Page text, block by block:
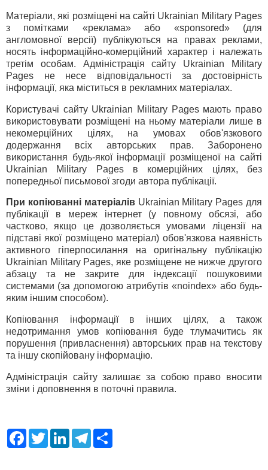
Матеріали, які розміщені на сайті Ukrainian Military Pages
з помітками «реклама» або «sponsored» (для
англомовної версії) публікуються на правах реклами,
носять інформаційно-комерційний характер і належать
третім особам. Адміністрація сайту Ukrainian Military
Pages не несе відповідальності за достовірність
інформації, яка міститься в рекламних матеріалах.
Користувачі сайту Ukrainian Military Pages мають право
використовувати розміщені на ньому матеріали лише в
некомерційних цілях, на умовах обов'язкового
додержання всіх авторських прав. Заборонено
використання будь-якої інформації розміщеної на сайті
Ukrainian Military Pages в комерційних цілях, без
попередньої письмової згоди автора публікації.
При копіюванні матеріалівUkrainian Military Pages для
публікації в мереж інтернет (у повному обсязі, або
частково, якщо це дозволяється умовами ліцензії на
підставі якої розміщено матеріал) обов'язкова наявність
активного гіперпосилання на оригінальну публікацію
Ukrainian Military Pages, яке розміщене не нижче другого
абзацу та не закрите для індексації пошуковими
системами (за допомогою атрибутів «noindex» або будь-
яким іншим способом).
Копіювання інформації в інших цілях, а також
недотримання умов копіювання буде тлумачитись як
порушення (привласнення) авторських прав на текстову
та іншу скопійовану інформацію.
Адміністрація сайту залишає за собою право вносити
зміни і доповнення в поточні правила.
F
T
L
T